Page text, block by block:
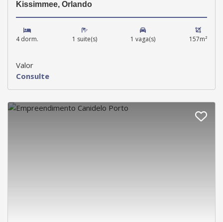
Kissimmee, Orlando
4 dorm. 1 suite(s) 1 vaga(s) 157m²
Valor
Consulte